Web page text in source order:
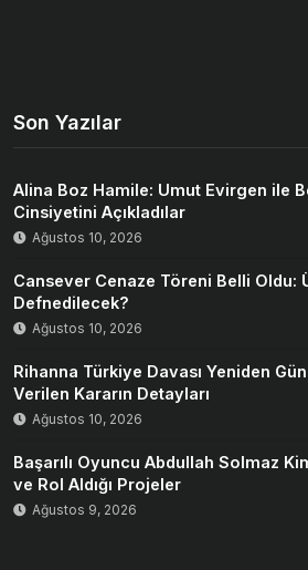
Son Yazılar
Alina Boz Hamile: Umut Evirgen ile
Cinsiyetini Açıkladılar
Ağustos 10, 2026
Cansever Cenaze Töreni Belli Oldu:
Defnedilecek?
Ağustos 10, 2026
Rihanna Türkiye Davası Yeniden
Verilen Kararın Detayları
Ağustos 10, 2026
Başarılı Oyuncu Abdullah Solmaz
ve Rol Aldığı Projeler
Ağustos 9, 2026